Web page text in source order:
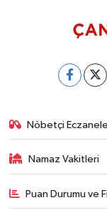
Nöbetçi
Namaz Vakitleri
Puan Durumu ve